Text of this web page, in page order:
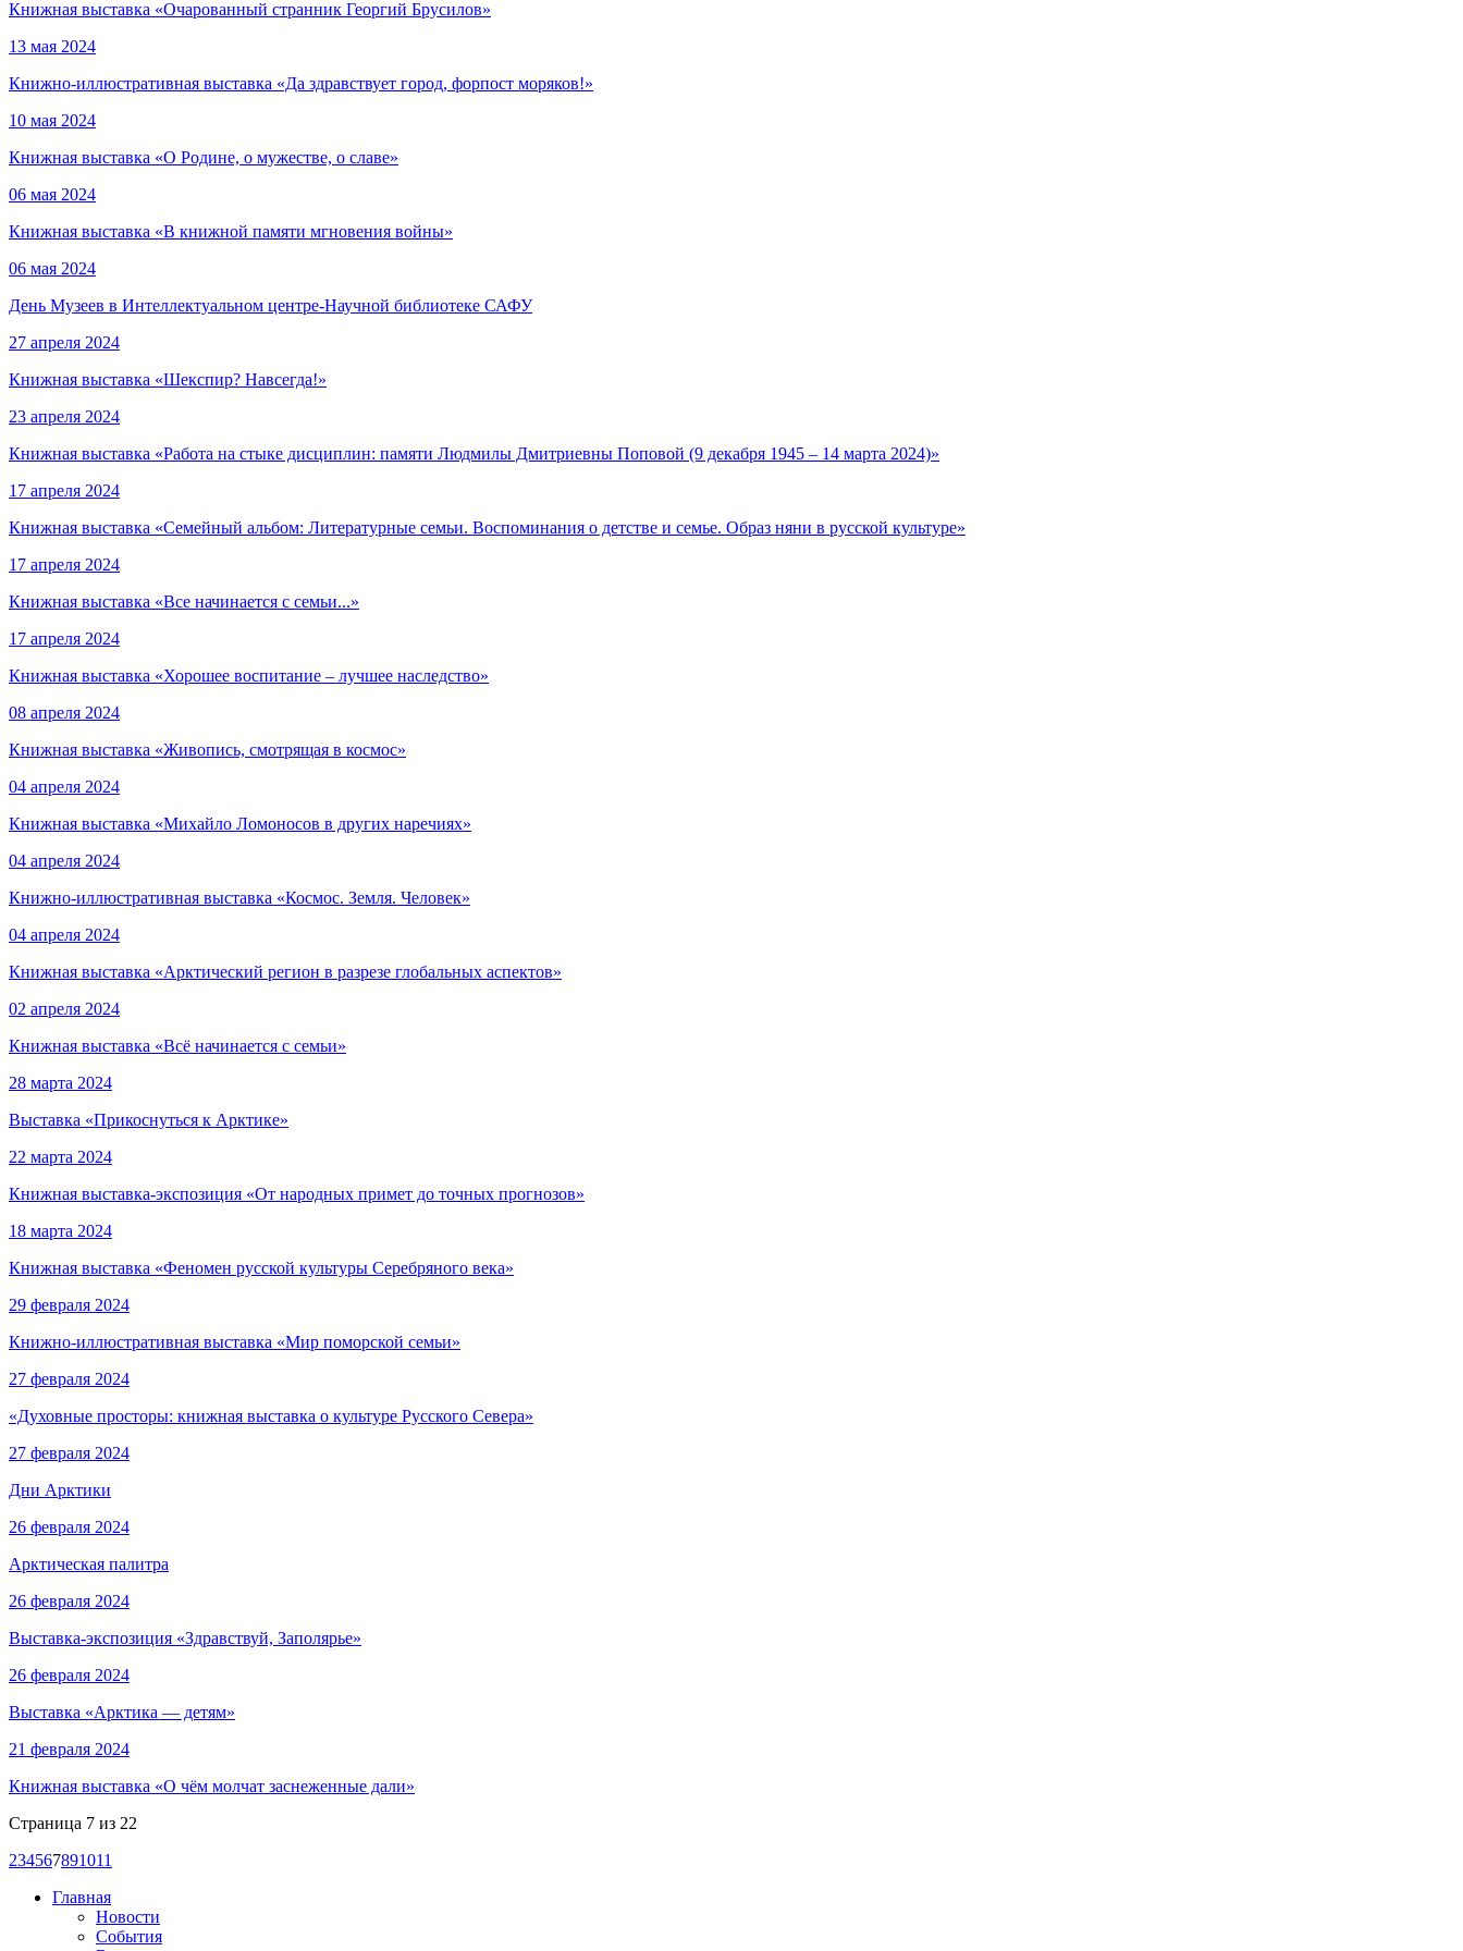
Книжная выставка «Очарованный странник Георгий Брусилов»
13 мая 2024
Книжно-иллюстративная выставка «Да здравствует город, форпост моряков!»
10 мая 2024
Книжная выставка «О Родине, о мужестве, о славе»
06 мая 2024
Книжная выставка «В книжной памяти мгновения войны»
06 мая 2024
День Музеев в Интеллектуальном центре-Научной библиотеке САФУ
27 апреля 2024
Книжная выставка «Шекспир? Навсегда!»
23 апреля 2024
Книжная выставка «Работа на стыке дисциплин: памяти Людмилы Дмитриевны Поповой (9 декабря 1945 – 14 марта 2024)»
17 апреля 2024
Книжная выставка «Семейный альбом: Литературные семьи. Воспоминания о детстве и семье. Образ няни в русской культуре»
17 апреля 2024
Книжная выставка «Все начинается с семьи...»
17 апреля 2024
Книжная выставка «Хорошее воспитание – лучшее наследство»
08 апреля 2024
Книжная выставка «Живопись, смотрящая в космос»
04 апреля 2024
Книжная выставка «Михайло Ломоносов в других наречиях»
04 апреля 2024
Книжно-иллюстративная выставка «Космос. Земля. Человек»
04 апреля 2024
Книжная выставка «Арктический регион в разрезе глобальных аспектов»
02 апреля 2024
Книжная выставка «Всё начинается с семьи»
28 марта 2024
Выставка «Прикоснуться к Арктике»
22 марта 2024
Книжная выставка-экспозиция «От народных примет до точных прогнозов»
18 марта 2024
Книжная выставка «Феномен русской культуры Серебряного века»
29 февраля 2024
Книжно-иллюстративная выставка «Мир поморской семьи»
27 февраля 2024
«Духовные просторы: книжная выставка о культуре Русского Севера»
27 февраля 2024
Дни Арктики
26 февраля 2024
Арктическая палитра
26 февраля 2024
Выставка-экспозиция «Здравствуй, Заполярье»
26 февраля 2024
Выставка «Арктика — детям»
21 февраля 2024
Книжная выставка «О чём молчат заснеженные дали»
Страница 7 из 22
234567891011
Главная
Новости
События